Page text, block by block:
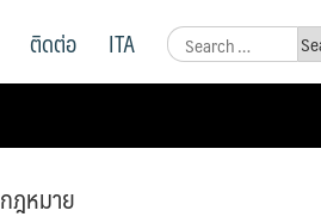
Search
for:
ติดต่อ ITA
กฎหมาย